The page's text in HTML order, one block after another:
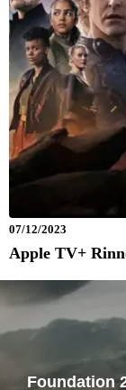
07/12/2023
Apple TV+
Foundation